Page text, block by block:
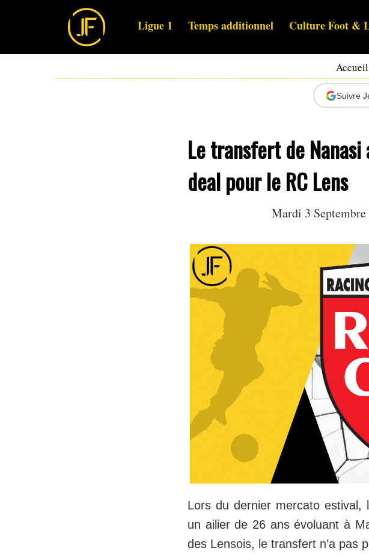
Ligue 1 Temps additionnel Culture Foot &
Accueil
Suivre
Le transfert de
deal pour le RC Lens
Mardi 3
Lors du dernier mercato estival,
un ailier de 26 ans évoluant à
des Lensois, le transfert n’a pas